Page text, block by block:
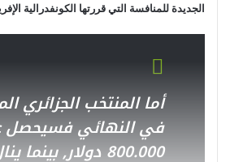
الجديدة للمنافسة التي قررتها الكونفدرالية
أما المنتخب الجزائري
في النهائي فسيحصل
800.000 دولار,